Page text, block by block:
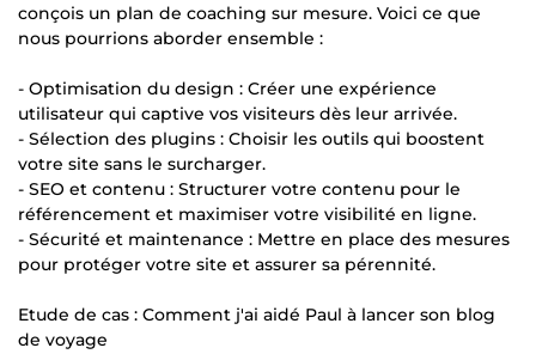
conçois un plan de coaching sur mesure. Voici ce que
nous pourrions aborder ensemble :
- Optimisation du design : Créer une expérience
utilisateur qui captive vos visiteurs dès leur arrivée.
- Sélection des plugins : Choisir les outils qui boostent
votre site sans le surcharger.
- SEO et contenu : Structurer votre contenu pour le
référencement et maximiser votre visibilité en ligne.
- Sécurité et maintenance : Mettre en place des mesures
pour protéger votre site et assurer sa pérennité.
Etude de cas : Comment j'ai aidé Paul à lancer son blog
de voyage